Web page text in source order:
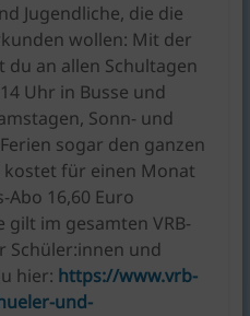
Jugendliche, die die
wollen: Mit der
an allen Schultagen
Uhr in Busse und
Sonn- und
sogar den ganzen
kostet für einen Monat
Abo 16,60 Euro
gilt im gesamten VRB-
Schüler:innen und
hier: https://www.vrb-
und-